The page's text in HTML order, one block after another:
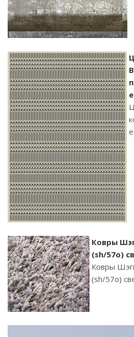
Ковры
(sh/57о)
Ковры
(sh/57о)